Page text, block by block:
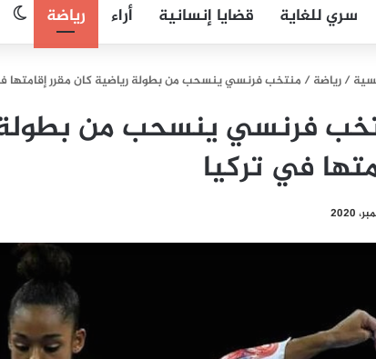
سري للغاية قضايا إنسانية أراء رياضة
/رياضة/منتخب فرنسي ينسحب من بطولة رياضية كان مقرر إقامتها
فرنسي ينسحب من بطولة
في تركيا